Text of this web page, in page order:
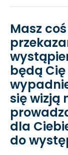
Masz
będą
się wizją
dla
do